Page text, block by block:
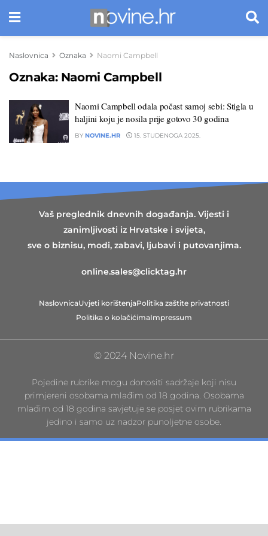
Naslovnica Oznaka Naomi Campbell
Oznaka: Naomi Campbell
Naomi Campbell odala počast samoj sebi: Stigla u
haljini koju je nosila prije gotovo 30 godina
BY NOVINE.HR 15. STUDENOGA 2025.
Vaš preglednik dnevnih događanja. Vijesti i
zanimljivosti iz Hrvatske i svijeta,
sve o biznisu, modi, zabavi, ljubavi i putovanjima.
online.sales@clicktag.hr
NaslovnicaUvjeti korištenjaPolitika zaštite privatnosti
Politika o kolačićimaImpressum
© 2024 Novine.hr
Pojedine rubrike mogu donositi sadržaje koji nisu
primjereni osobama mlađim od 18 godina. Osobama
mlađim od 18 godina savjetuje se posjet ovim rubrikama
jedino i samo uz nadzor punoljetne osobe.